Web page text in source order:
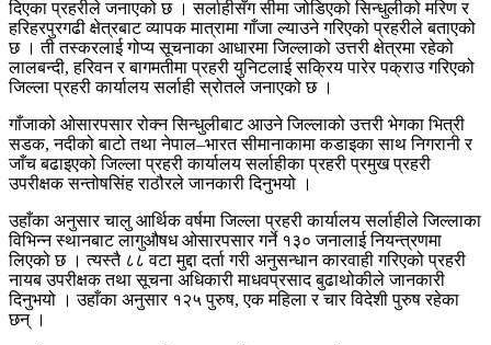
दिएका प्रहरीले जनाएको छ । सर्लाहीसँग सीमा जोडिएको सिन्धुलीको मरिण र
हरिहरपुरगढी क्षेत्रबाट व्यापक मात्रामा गाँजा ल्याउने गरिएको प्रहरीले बताएको
छ । ती तस्करलाई गोप्य सूचनाका आधारमा जिल्लाको उत्तरी क्षेत्रमा रहेको
लालबन्दी, हरिवन र बागमतीमा प्रहरी युनिटलाई सक्रिय पारेर पक्राउ गरिएको
जिल्ला प्रहरी कार्यालय सर्लाही स्रोतले जनाएको छ ।
गाँजाको ओसारपसार रोक्न सिन्धुलीबाट आउने जिल्लाको उत्तरी भेगका भित्री
सडक, नदीको बाटो तथा नेपाल–भारत सीमानाकामा कडाइका साथ निगरानी र
जाँच बढाइएको जिल्ला प्रहरी कार्यालय सर्लाहीका प्रहरी प्रमुख प्रहरी
उपरीक्षक सन्तोषसिंह राठौरले जानकारी दिनुभयो ।
उहाँका अनुसार चालु आर्थिक वर्षमा जिल्ला प्रहरी कार्यालय सर्लाहीले जिल्लाका
विभिन्न स्थानबाट लागुऔषध ओसारपसार गर्ने १३० जनालाई नियन्त्रणमा
लिएको छ । त्यस्तै ८८ वटा मुद्दा दर्ता गरी अनुसन्धान कारवाही गरिएको प्रहरी
नायब उपरीक्षक तथा सूचना अधिकारी माधवप्रसाद बुढाथोकीले जानकारी
दिनुभयो । उहाँका अनुसार १२५ पुरुष, एक महिला र चार विदेशी पुरुष रहेका
छन् ।